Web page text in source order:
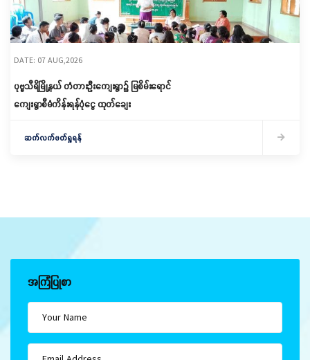
DATE: 07 AUG,2026
ပုဗ္ဗသီရိမြို့နယ် တံတားဦးကျေးရွာ၌ မြစိမ်းရောင်
ကျေးရွာစီမံကိန်းရန်ပုံငွေ ထုတ်ချေး
ဆက်လက်ဖတ်ရှုရန်
အကြံပြုစာ